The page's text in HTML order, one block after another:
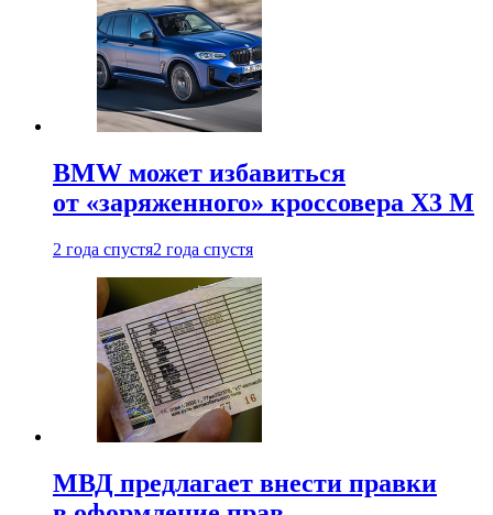
BMW может избавиться
от «заряженного» кроссовера X3 M
2 года спустя2 года спустя
МВД предлагает внести правки